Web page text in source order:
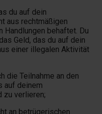
du auf dein
aus rechtmäßigen
Handlungen behaftet. Du
Geld, das du auf dein
einer illegalen Aktivität
die Teilnahme an den
auf deinem
zu verlieren;
an betrügerischen